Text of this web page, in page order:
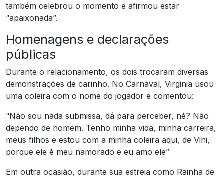
também celebrou o momento e afirmou estar
“apaixonada”.
Homenagens e declarações
públicas
Durante o relacionamento, os dois trocaram diversas
demonstrações de carinho. No Carnaval, Virginia usou
uma coleira com o nome do jogador e comentou:
“Não sou nada submissa, dá para perceber, né? Não
dependo de homem. Tenho minha vida, minha carreira,
meus filhos e estou com a minha coleira aqui, de Vini,
porque ele é meu namorado e eu amo ele”
Em outra ocasião, durante sua estreia como Rainha de